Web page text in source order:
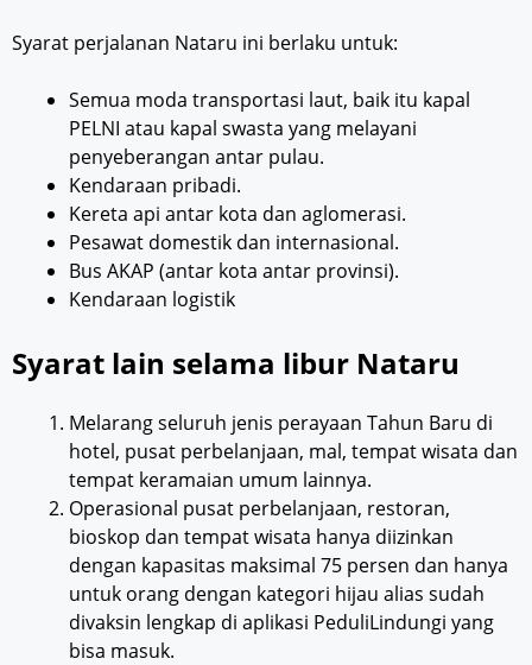
Syarat perjalanan Nataru ini berlaku untuk:
Semua moda transportasi laut, baik itu kapal
PELNI atau kapal swasta yang melayani
penyeberangan antar pulau.
Kendaraan pribadi.
Kereta api antar kota dan aglomerasi.
Pesawat domestik dan internasional.
Bus AKAP (antar kota antar provinsi).
Kendaraan logistik
Syarat lain selama libur Nataru
Melarang seluruh jenis perayaan Tahun Baru di
hotel, pusat perbelanjaan, mal, tempat wisata dan
tempat keramaian umum lainnya.
Operasional pusat perbelanjaan, restoran,
bioskop dan tempat wisata hanya diizinkan
dengan kapasitas maksimal 75 persen dan hanya
untuk orang dengan kategori hijau alias sudah
divaksin lengkap di aplikasi PeduliLindungi yang
bisa masuk.